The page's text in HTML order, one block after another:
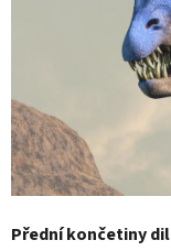
Přední končetiny